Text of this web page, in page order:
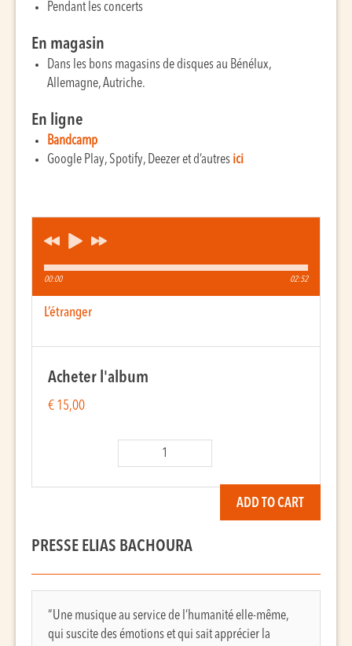
Pendant les concerts
En magasin
Dans les bons magasins de disques au Bénélux,
Allemagne, Autriche.
En ligne
Bandcamp
Google Play, Spotify, Deezer et d’autres ici
00:00 02:52
L’étranger
Acheter l'album
€ 15,00
ADD TO CART
PRESSE ELIAS BACHOURA
“Une musique au service de l’humanité elle-même,
qui suscite des émotions et qui sait apprécier la